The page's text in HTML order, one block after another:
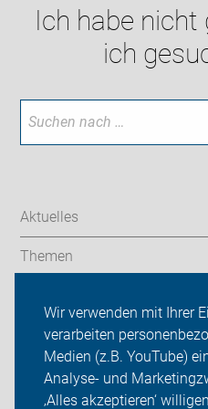
Wir verwenden mit Ihrer
verarbeiten
Medien (z.B. YouTube)
Analyse- und
‚Alles akzeptieren‘
Ich habe nicht
ich
Aktuelles
Themen
Kreisverband Esslingen
Sei dabei